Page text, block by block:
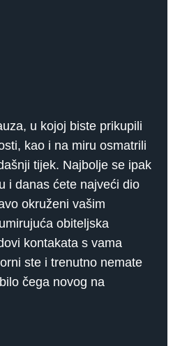
u kojoj biste prikupili
kao i na miru osmatrili
tijek. Najbolje se ipak
i danas ćete najveći dio
okruženi vašim
obiteljska
kontakata s vama
ste i trenutno nemate
čega novog na